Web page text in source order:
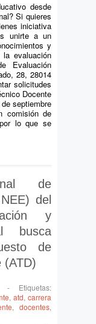
desde
Si quieres
iniciativa
unirte a un
y
evaluación
Evaluación
28, 28014
solicitudes
Docente
septiembre
comisión de
lo que se
de
del
y
busca
de
(ATD)
-
Etiquetas:
, atd,carrera
, docentes,